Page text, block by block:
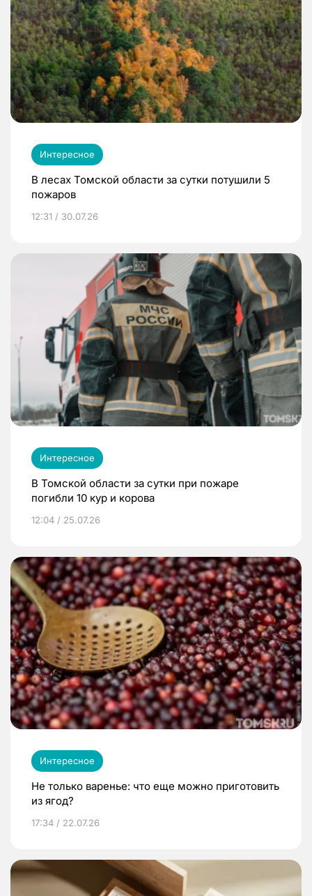
Интересное
В лесах Томской области за сутки потушили 5
пожаров
12:31 / 30.07.26
Интересное
В Томской области за сутки при пожаре
погибли 10 кур и корова
12:04 / 25.07.26
Интересное
Не только варенье: что еще можно приготовить
из ягод?
17:34 / 22.07.26